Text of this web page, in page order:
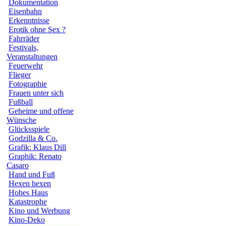
Dokumentation
Eisenbahn
Erkenntnisse
Erotik ohne Sex ?
Fahrräder
Festivals,
Veranstaltungen
Feuerwehr
Flieger
Fotographie
Frauen unter sich
Fußball
Geheime und offene
Wünsche
Glücksspiele
Godzilla & Co.
Grafik: Klaus Dill
Graphik: Renato
Casaro
Hand und Fuß
Hexen hexen
Hohes Haus
Katastrophe
Kino und Werbung
Kino-Deko